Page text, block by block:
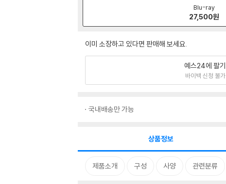
Blu-ray
27,500원
이미 소장하고 있다면 판매해 보세요.
예스24에 팔기
바이백 신청 불가
국내배송만 가능
상품정보
제품소개 구성 사양 관련분류